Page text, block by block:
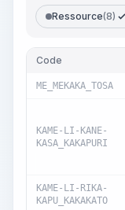
Ressource(8)
Code
ME_MEKAKA_TOSA
KAME-LI-KANE-
KASA_KAKAPURI
KAME-LI-RIKA-
KAPU_KAKAKATO